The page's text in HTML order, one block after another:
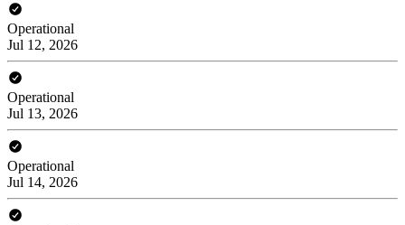
Operational
Jul 12, 2026
Operational
Jul 13, 2026
Operational
Jul 14, 2026